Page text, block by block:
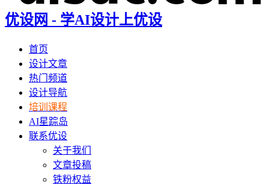
优设网 - 学AI设计上优设
首页
设计文章
热门频道
设计导航
培训课程
AI星踪岛
联系优设
关于我们
文章投稿
铁粉权益